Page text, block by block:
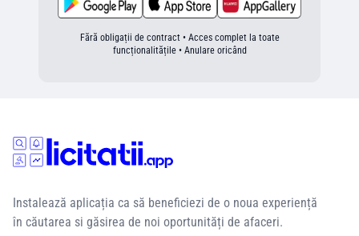
Fără obligații de contract • Acces complet la toate
funcționalitățile • Anulare oricând
Instalează aplicația ca să beneficiezi de o noua experiență
în căutarea si găsirea de noi oportunități de afaceri.